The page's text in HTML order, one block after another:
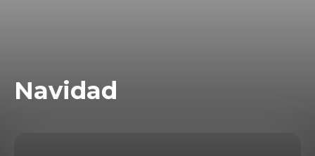
Navidad